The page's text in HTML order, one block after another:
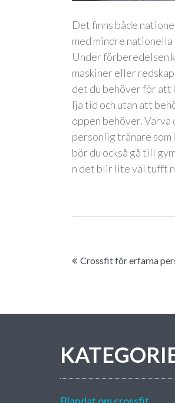
Det finns både
med mindre
Under förberedelsen
maskiner eller
det du behöver för att
lja tid och utan att
oppen behöver.
personlig tränare
bör du också gå till
n det blir lite väl tufft
I
g
g
s
Crossfit för erfarna